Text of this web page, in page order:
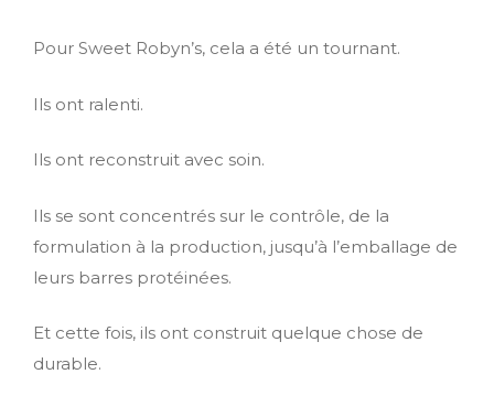
Pour Sweet Robyn’s, cela a été un tournant.
Ils ont ralenti.
Ils ont reconstruit avec soin.
Ils se sont concentrés sur le contrôle, de la
formulation à la production, jusqu’à l’emballage de
leurs barres protéinées.
Et cette fois, ils ont construit quelque chose de
durable.